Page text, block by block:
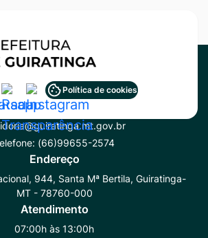
Acessar
a
Rede
Social
Radar
Transparência
Acessar
a
Rede
Social
Instagram
Política de cookies
Contato
(66)99655-2574
Endereço
944, Santa Mª Bertila, Guiratinga-
MT - 78760-000
Atendimento
07:00h às 13:00h